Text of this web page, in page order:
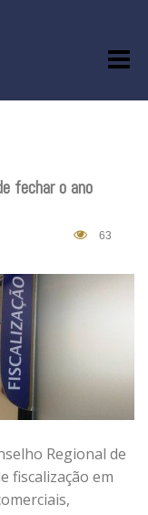
fechar o ano
63
Regional de
fiscalização em